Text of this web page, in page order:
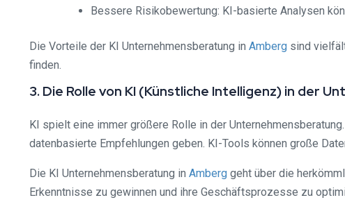
Bessere Risikobewertung: KI-basierte Analysen
Die Vorteile der KI Unternehmensberatung in Amberg sind
finden.
3. Die Rolle von KI (Künstliche Intelligenz) in der
KI spielt eine immer größere Rolle in der
datenbasierte Empfehlungen geben. KI-Tools können große
Die KI Unternehmensberatung in Amberg geht über die
Erkenntnisse zu gewinnen und ihre Geschäftsprozesse zu